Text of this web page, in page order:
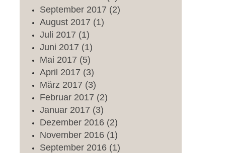
September 2017 (2)
August 2017 (1)
Juli 2017 (1)
Juni 2017 (1)
Mai 2017 (5)
April 2017 (3)
März 2017 (3)
Februar 2017 (2)
Januar 2017 (3)
Dezember 2016 (2)
November 2016 (1)
September 2016 (1)